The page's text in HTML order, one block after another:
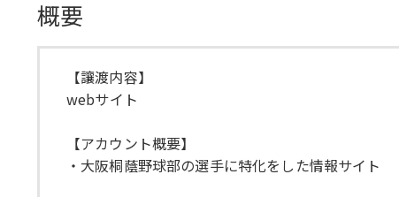
概要
【讓渡内容】
webサイト
【アカウント概要】
・大阪桐蔭野球部の選手に特化をした情報サイト